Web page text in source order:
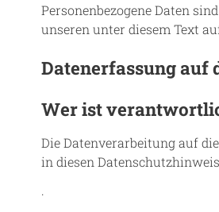
Personenbezogene Daten
unseren unter diesem Text
Datenerfassung auf
Wer ist
Die Datenverarbeitung auf
in diesen
.